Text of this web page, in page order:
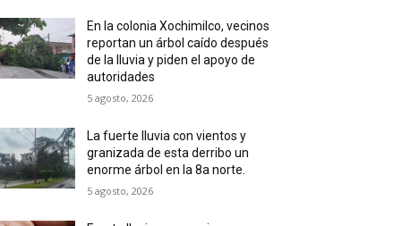
En la colonia Xochimilco, vecinos
reportan un árbol caído después
de la lluvia y piden el apoyo de
autoridades
5 agosto, 2026
La fuerte lluvia con vientos y
granizada de esta derribo un
enorme árbol en la 8a norte.
5 agosto, 2026